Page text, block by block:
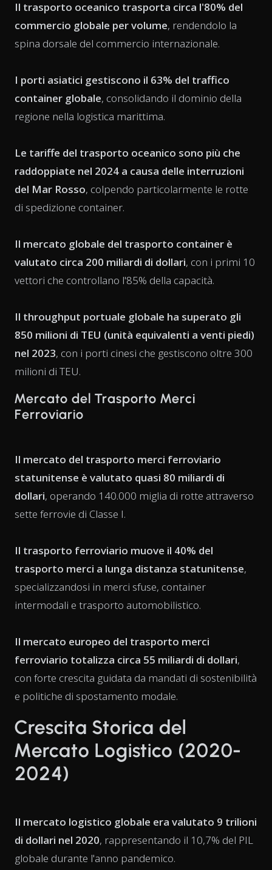
Il trasporto oceanico trasporta circa l'80% del
commercio globale per volume, rendendolo la
spina dorsale del commercio internazionale.
I porti asiatici gestiscono il 63% del traffico
container globale, consolidando il dominio della
regione nella logistica marittima.
Le tariffe del trasporto oceanico sono più che
raddoppiate nel 2024 a causa delle interruzioni
del Mar Rosso, colpendo particolarmente le rotte
di spedizione container.
Il mercato globale del trasporto container è
valutato circa 200 miliardi di dollari, con i primi 10
vettori che controllano l'85% della capacità.
Il throughput portuale globale ha superato gli
850 milioni di TEU (unità equivalenti a venti piedi)
nel 2023, con i porti cinesi che gestiscono oltre 300
milioni di TEU.
Mercato del Trasporto Merci
Ferroviario
Il mercato del trasporto merci ferroviario
statunitense è valutato quasi 80 miliardi di
dollari, operando 140.000 miglia di rotte attraverso
sette ferrovie di Classe I.
Il trasporto ferroviario muove il 40% del
trasporto merci a lunga distanza statunitense,
specializzandosi in merci sfuse, container
intermodali e trasporto automobilistico.
Il mercato europeo del trasporto merci
ferroviario totalizza circa 55 miliardi di dollari,
con forte crescita guidata da mandati di sostenibilità
e politiche di spostamento modale.
Crescita Storica del
Mercato Logistico (2020-
2024)
Il mercato logistico globale era valutato 9 trilioni
di dollari nel 2020, rappresentando il 10,7% del PIL
globale durante l'anno pandemico.